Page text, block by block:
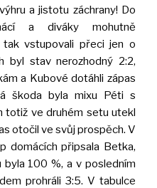
a jistotu záchrany! Do
a diváky mohutně
tak vstupovali přeci jen o
byl stav nerozhodný 2:2,
a Kubové dotáhli zápas
škoda byla mixu Péti s
totiž ve druhém setu utekl
otočil ve svůj prospěch. V
domácích připsala Betka,
100 %, a v posledním
prohráli 3:5. V tabulce